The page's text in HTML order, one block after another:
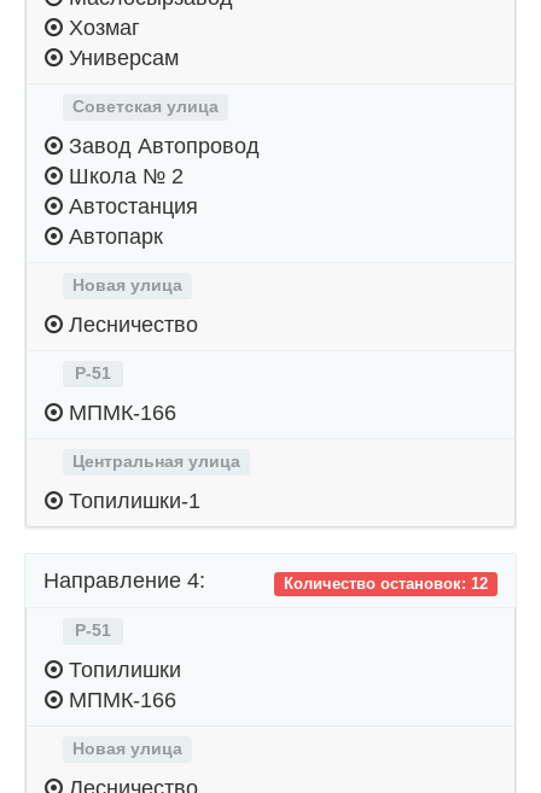
Хозмаг
Универсам
Советская улица
Завод Автопровод
Школа № 2
Автостанция
Автопарк
Новая улица
Лесничество
Р-51
МПМК-166
Центральная улица
Топилишки-1
Количество остановок: 12
Направление 4:
Р-51
Топилишки
МПМК-166
Новая улица